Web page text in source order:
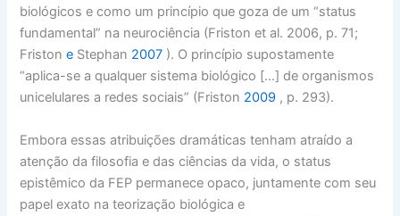
biológicos e como um princípio que goza de um “status
fundamental” na neurociência (Friston et al. 2006, p. 71;
Fristone Stephan 2007 ). O princípio supostamente
“aplica-se a qualquer sistema biológico […] de organismos
unicelulares a redes sociais” (Friston 2009 , p. 293).
Embora essas atribuições dramáticas tenham atraído a
atenção da filosofia e das ciências da vida, o status
epistêmico da FEP permanece opaco, juntamente com seu
papel exato na teorização biológica e